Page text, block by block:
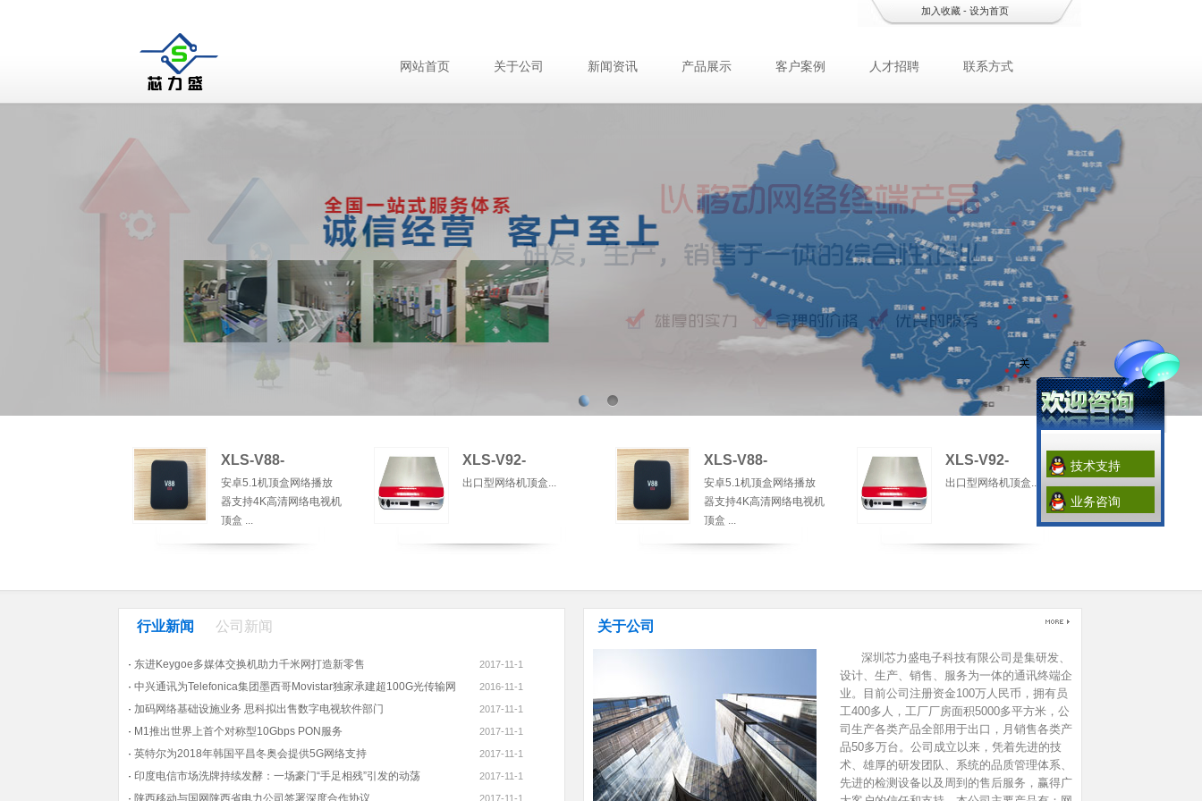
加入收藏- 设为首页
网站首页 关于公司 新闻资讯 产品展示 客户案例 人才招聘 联系方式
XLS-V88-
安卓5.1机顶盒网络播放
器支持4K高清网络电视机
顶盒 ...
XLS-V92-
出口型网络机顶盒...
XLS-V88-
安卓5.1机顶盒网络播放
器支持4K高清网络电视机
顶盒 ...
XLS-V92-
出口型网络机顶盒...
行业新闻 公司新闻
· 东进Keygoe多媒体交换机助力千米网打造新零售 2017-11-1
· 中兴通讯为Telefonica集团墨西哥Movistar独家承建超100G光传输网 2016-11-1
· 加码网络基础设施业务 思科拟出售数字电视软件部门 2017-11-1
· M1推出世界上首个对称型10Gbps PON服务 2017-11-1
· 英特尔为2018年韩国平昌冬奥会提供5G网络支持 2017-11-1
· 印度电信市场洗牌持续发酵：一场豪门“手足相残”引发的动荡 2017-11-1
· 陕西移动与国网陕西省电力公司签署深度合作协议 2017-11-1
关于公司
深圳芯力盛电子科技有限公司是集研发、
设计、生产、销售、服务为一体的通讯终端企
业。目前公司注册资金100万人民币，拥有员
工400多人，工厂厂房面积5000多平方米，公
司生产各类产品全部用于出口，月销售各类产
品50多万台。公司成立以来，凭着先进的技
术、雄厚的研发团队、系统的品质管理体系、
先进的检测设备以及周到的售后服务，赢得广
技术支持
业务咨询